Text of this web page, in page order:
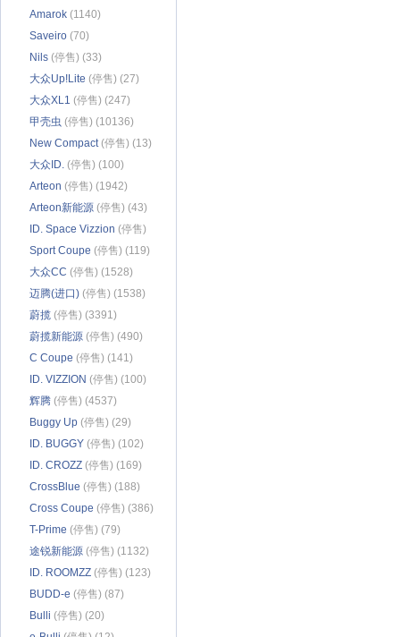
Amarok (1140)
Saveiro (70)
Nils (停售) (33)
大众Up!Lite (停售) (27)
大众XL1 (停售) (247)
甲壳虫 (停售) (10136)
New Compact(停售) (13)
大众ID. (停售) (100)
Arteon (停售) (1942)
Arteon新能源 (停售) (43)
ID. Space Vizzion (停售)
(133)
Sport Coupe (停售) (119)
大众CC (停售) (1528)
迈腾(进口) (停售) (1538)
蔚揽 (停售) (3391)
蔚揽新能源 (停售) (490)
C Coupe (停售) (141)
ID. VIZZION (停售) (100)
辉腾 (停售) (4537)
Buggy Up (停售) (29)
ID. BUGGY (停售) (102)
ID. CROZZ (停售) (169)
CrossBlue (停售) (188)
Cross Coupe (停售) (386)
T-Prime (停售) (79)
途锐新能源 (停售) (1132)
ID. ROOMZZ (停售) (123)
BUDD-e (停售) (87)
Bulli (停售) (20)